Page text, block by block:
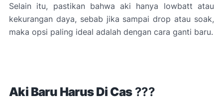
Selain itu, pastikan bahwa aki hanya lowbatt atau
kekurangan daya, sebab jika sampai drop atau soak,
maka opsi paling ideal adalah dengan cara ganti baru.
Aki Baru Harus Di Cas???